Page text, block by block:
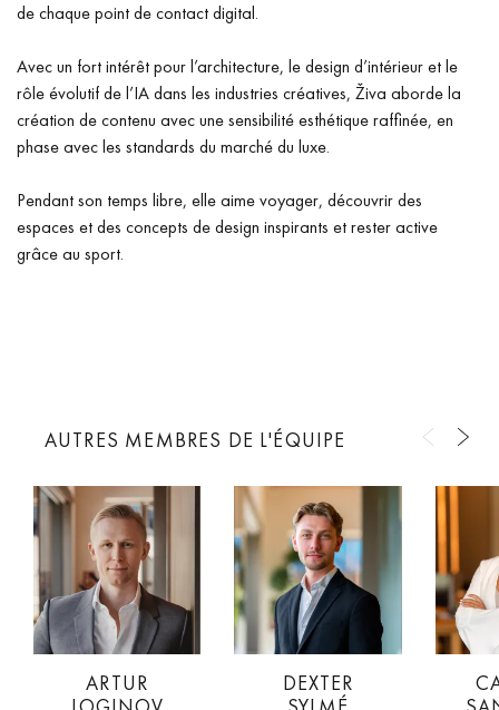
de chaque point de contact digital.
Avec un fort intérêt pour l’architecture, le design d’intérieur et le
rôle évolutif de l’IA dans les industries créatives, Živa aborde la
création de contenu avec une sensibilité esthétique raffinée, en
phase avec les standards du marché du luxe.
Pendant son temps libre, elle aime voyager, découvrir des
espaces et des concepts de design inspirants et rester active
grâce au sport.
AUTRES MEMBRES DE L'ÉQUIPE
ARTUR
DEXTER